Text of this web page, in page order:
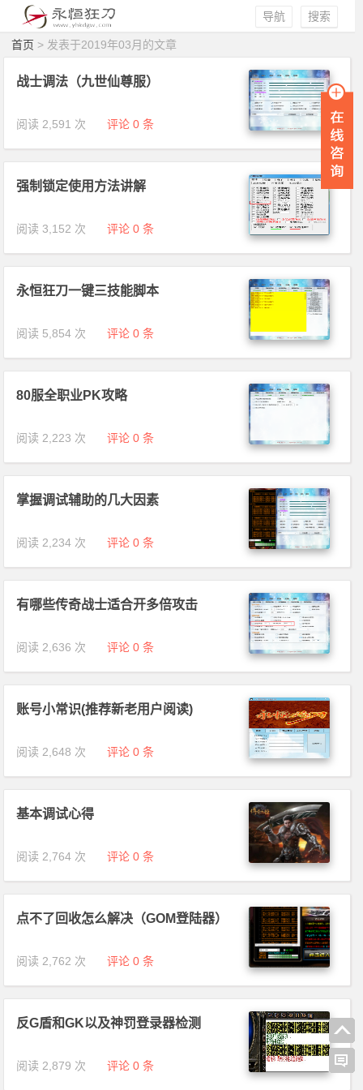
搜索
导航
首页 > 发表于2019年03月的文章
战士调法（九世仙尊服）
阅读 2,591 次 评论 0 条
强制锁定使用方法讲解
阅读 3,152 次 评论 0 条
永恒狂刀一键三技能脚本
阅读 5,854 次 评论 0 条
80服全职业PK攻略
阅读 2,223 次 评论 0 条
掌握调试辅助的几大因素
阅读 2,234 次 评论 0 条
有哪些传奇战士适合开多倍攻击
阅读 2,636 次 评论 0 条
账号小常识(推荐新老用户阅读)
阅读 2,648 次 评论 0 条
基本调试心得
阅读 2,764 次 评论 0 条
点不了回收怎么解决（GOM登陆器）
阅读 2,762 次 评论 0 条
反G盾和GK以及神罚登录器检测
阅读 2,879 次 评论 0 条